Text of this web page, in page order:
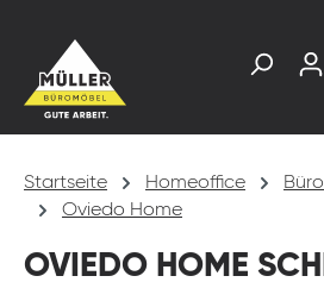
Startseite Homeoffice
Oviedo Home
OVIEDO HOME